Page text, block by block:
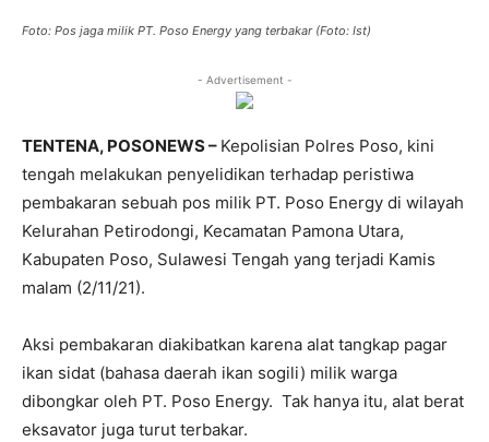
Foto: Pos jaga milik PT. Poso Energy yang terbakar (Foto: Ist)
- Advertisement -
TENTENA, POSONEWS – Kepolisian Polres Poso, kini
tengah melakukan penyelidikan terhadap peristiwa
pembakaran sebuah pos milik PT. Poso Energy di wilayah
Kelurahan Petirodongi, Kecamatan Pamona Utara,
Kabupaten Poso, Sulawesi Tengah yang terjadi Kamis
malam (2/11/21).
Aksi pembakaran diakibatkan karena alat tangkap pagar
ikan sidat (bahasa daerah ikan sogili) milik warga
dibongkar oleh PT. Poso Energy. Tak hanya itu, alat berat
eksavator juga turut terbakar.